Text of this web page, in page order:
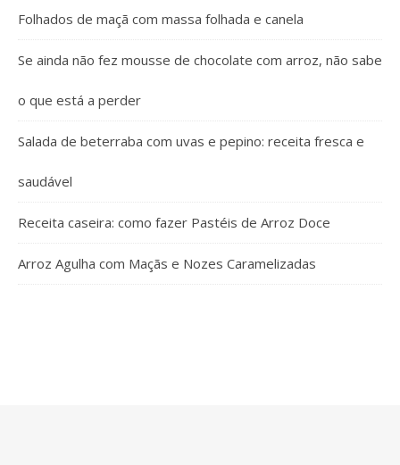
Folhados de maçã com massa folhada e canela
Se ainda não fez mousse de chocolate com arroz, não sabe
o que está a perder
Salada de beterraba com uvas e pepino: receita fresca e
saudável
Receita caseira: como fazer Pastéis de Arroz Doce
Arroz Agulha com Maçãs e Nozes Caramelizadas